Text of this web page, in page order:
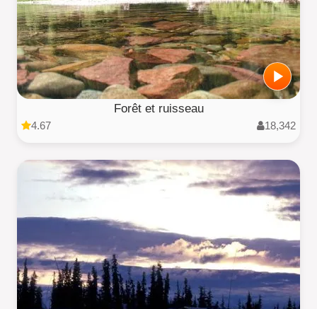
Forêt et ruisseau
4.67 18,342